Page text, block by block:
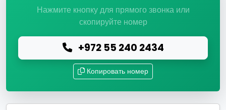
Нажмите кнопку для прямого звонка или
скопируйте номер
+972 55 240 2434
Копировать номер